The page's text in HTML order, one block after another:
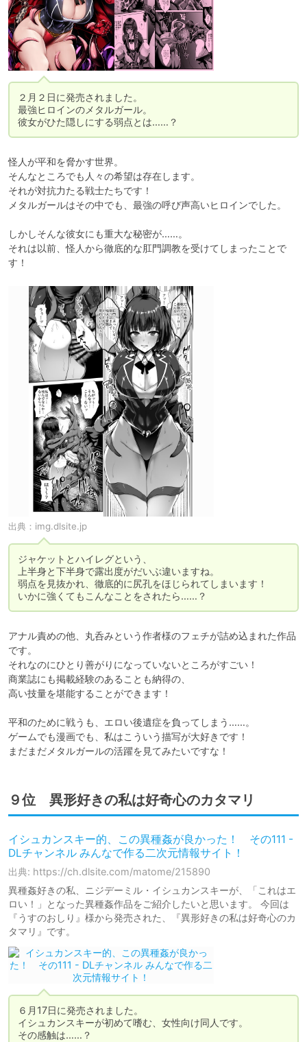
２月２日に発売されました。
最強ヒロインのメタルガール。
彼女がひた隠しにする弱点とは……？
怪人が平和を脅かす世界。
そんなところでも人々の希望は存在します。
それが対抗力たる戦士たちです！
メタルガールはその中でも、最強の呼び声高いヒロインでした。
しかしそんな彼女にも重大な秘密が……。
それは以前、怪人から徹底的な肛門調教を受けてしまったことで
す！
出典： img.dlsite.jp
ジャケットとハイレグという、
上半身と下半身で露出度がだいぶ違いますね。
弱点を見抜かれ、徹底的に尻孔をほじられてしまいます！
いかに強くてもこんなことをされたら……？
アナル責めの他、丸呑みという作者様のフェチが詰め込まれた作品
です。
それなのにひとり善がりになっていないところがすごい！
商業誌にも掲載経験のあることも納得の、
高い技量を堪能することができます！
平和のために戦うも、エロい後遺症を負ってしまう……。
ゲームでも漫画でも、私はこういう描写が大好きです！
まだまだメタルガールの活躍を見てみたいですな！
９位 異形好きの私は好奇心のカタマリ
イシュカンスキー的、この異種姦が良かった！ その111 -
DLチャンネル みんなで作る二次元情報サイト！
出典: https://ch.dlsite.com/matome/215890
異種姦好きの私、ニジデーミル・イシュカンスキーが、「これはエ
ロい！」となった異種姦作品をご紹介したいと思います。 今回は
『うすのおしり』様から発売された、『異形好きの私は好奇心のカ
タマリ』です。
６月17日に発売されました。
イシュカンスキーが初めて嗜む、女性向け同人です。
その感触は……？